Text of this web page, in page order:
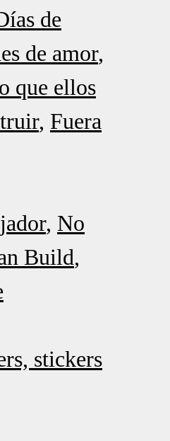
de
de amor
que ellos
Fuera
No
Build
stickers